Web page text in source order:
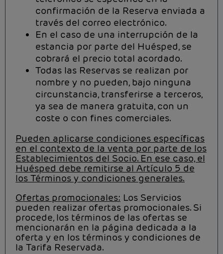
confirmación de la Reserva enviada a
través del correo electrónico.
En el caso de una interrupción de la
estancia por parte del Huésped, se
cobrará el precio total acordado.
Todas las Reservas se realizan por
nombre y no pueden, bajo ninguna
circunstancia, transferirse a terceros,
ya sea de manera gratuita, con un
coste o con fines comerciales.
Pueden aplicarse condiciones específicas
en el contexto de la venta por parte de los
Establecimientos del Socio. En ese caso, el
Huésped debe remitirse al Artículo 5 de
los Términos y condiciones generales.
Ofertas promocionales: Los Servicios
pueden realizar ofertas promocionales. Si
procede, los términos de las ofertas se
mencionarán en la página dedicada a la
oferta y en los términos y condiciones de
la Tarifa Reservada.